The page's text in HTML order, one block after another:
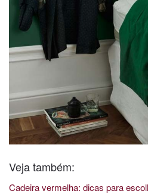
Veja também:
Cadeira vermelha: dicas para